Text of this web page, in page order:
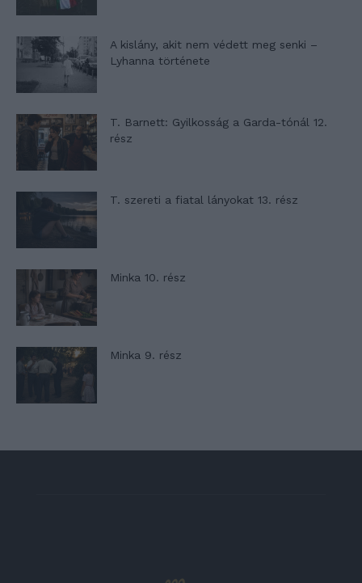
A kislány, akit nem védett meg senki –
Lyhanna története
T. Barnett: Gyilkosság a Garda-tónál 12.
rész
T. szereti a fiatal lányokat 13. rész
Minka 10. rész
Minka 9. rész